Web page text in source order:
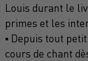
Louis durant le
primes et les
▪ Depuis tout
cours de chant